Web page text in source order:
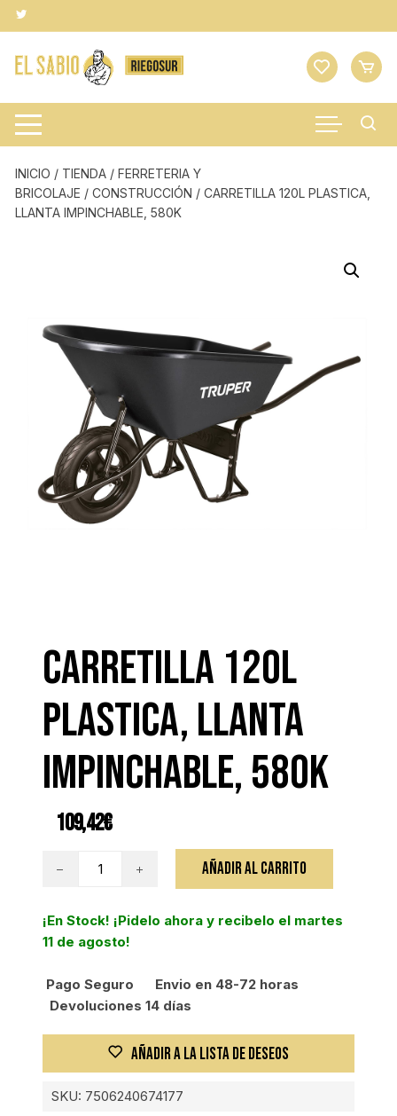
Saltar
al
contenido
INICIO / TIENDA /FERRETERIA Y
BRICOLAJE /CONSTRUCCIÓN / CARRETILLA 120L PLASTICA,
LLANTA IMPINCHABLE, 580K
CARRETILLA 120L
PLASTICA, LLANTA
IMPINCHABLE, 580K
109,42€
CARRETILLA
LLANTA
IMPINCHABLE,
cantidad
AÑADIR AL CARRITO
¡En Stock! ¡Pidelo ahora y recibelo el martes
11 de agosto!
Pago Seguro
Envio en 48-72 horas
Devoluciones 14 días
AÑADIR A LA LISTA DE DESEOS
SKU: 7506240674177